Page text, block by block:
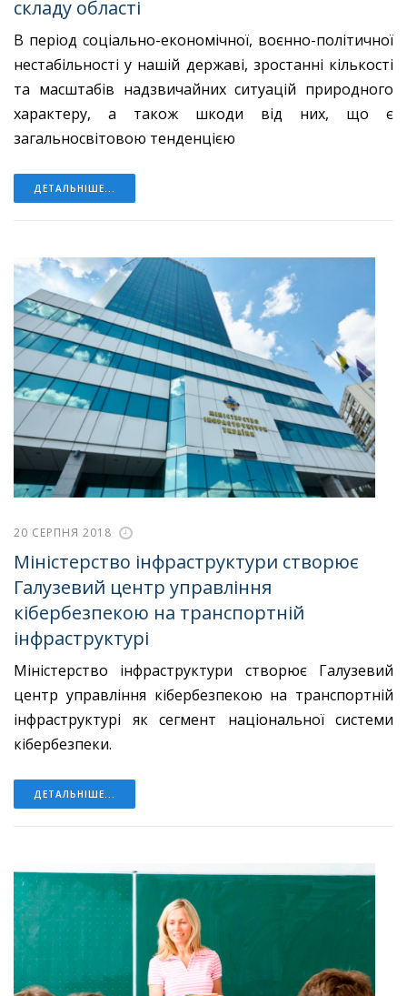
складу області
В період соціально-економічної, воєнно-політичної
нестабільності у нашій державі, зростанні кількості
та масштабів надзвичайних ситуацій природного
характеру, а також шкоди від них, що є
загальносвітовою тенденцією
ДЕТАЛЬНІШЕ...
20 СЕРПНЯ 2018
Міністерство інфраструктури створює
Галузевий центр управління
кібербезпекою на транспортній
інфраструктурі
Міністерство інфраструктури створює Галузевий
центр управління кібербезпекою на транспортній
інфраструктурі як сегмент національної системи
кібербезпеки.
ДЕТАЛЬНІШЕ...